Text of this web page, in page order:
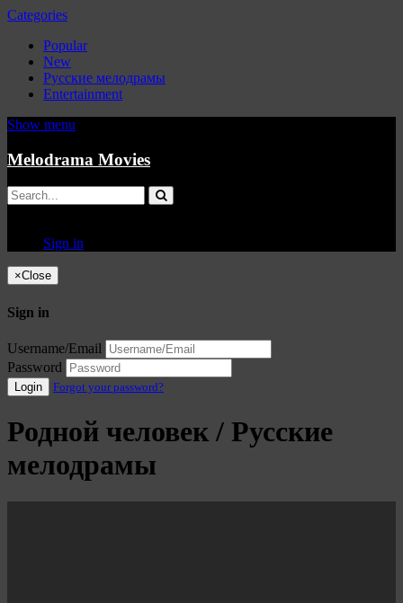
Categories
Popular
New
Русские мелодрамы
Entertainment
Show menu
Melodrama Movies
Sign in
×Close
Sign in
Username/Email
Password
Login Forgot your password?
Родной человек / Русские
мелодрамы